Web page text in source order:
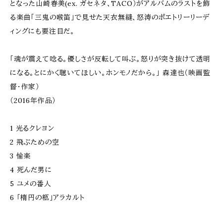
となった山崎春美(ex. ガセネタ、TACO）がアルバムのラストを飾
る楽曲「三鬼の喉笛」で見せた天衣無縫、怒涛のポエトリーリーデ
ィングにも要注目だ。
「魂が震えて唸る。優しさが反転して叫ぶ。怒りが突き抜けて透明
になる。とにかく聴いてほしい。ホンモノだから。」 森達也（映画監
督・作家）
（2016年作品）
1 光るクレヨン
2 飛ぶための空
3 愉楽
4 死んだ男に
5 ユメの番人
6 「楕円の柩」アラカルト